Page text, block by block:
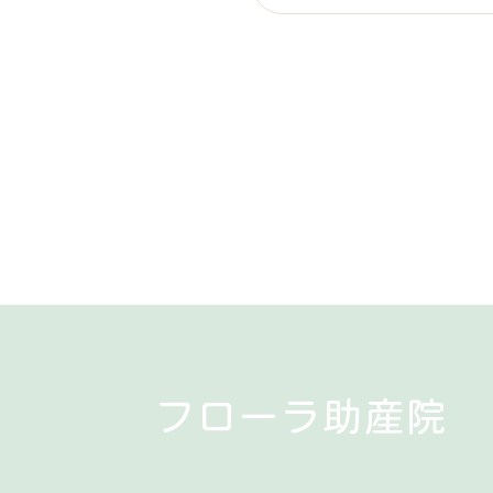
フローラ助産院